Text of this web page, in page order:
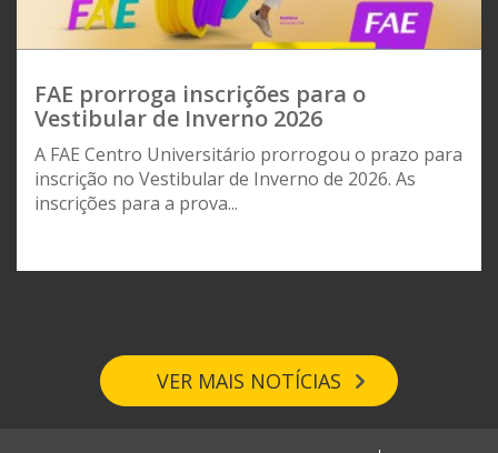
FAE prorroga inscrições para o
Vestibular de Inverno 2026
A FAE Centro Universitário prorrogou o prazo para
inscrição no Vestibular de Inverno de 2026. As
inscrições para a prova...
VER MAIS NOTÍCIAS